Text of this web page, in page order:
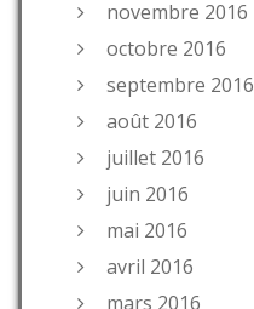
novembre 2016
octobre 2016
septembre 2016
août 2016
juillet 2016
juin 2016
mai 2016
avril 2016
mars 2016